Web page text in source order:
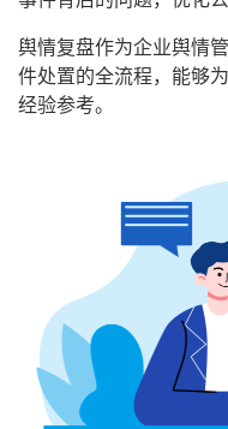
舆情复盘作为企业舆情
件处置的全流程，能够
经验参考。